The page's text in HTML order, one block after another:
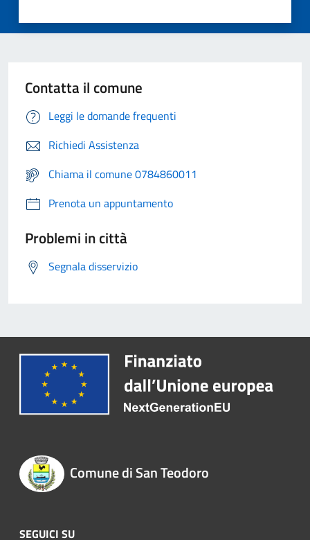
Contatta il comune
Leggi le domande frequenti
Richiedi Assistenza
Chiama il comune 0784860011
Prenota un appuntamento
Problemi in città
Segnala disservizio
Comune di San Teodoro
SEGUICI SU